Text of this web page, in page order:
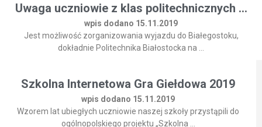
Uwaga uczniowie z klas politechnicznych ...
wpis dodano 15.11.2019
Jest możliwość zorganizowania wyjazdu do Białegostoku,
dokładnie Politechnika Białostocka na ...
Szkolna Internetowa Gra Giełdowa 2019
wpis dodano 15.11.2019
Wzorem lat ubiegłych uczniowie naszej szkoły przystąpili do
ogólnopolskiego projektu „Szkolna ...